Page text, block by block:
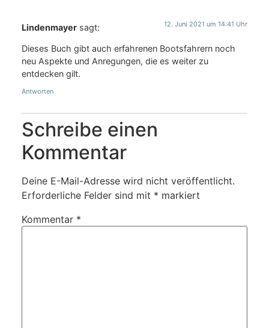
Lindenmayer sagt: 12. Juni 2021 um 14:41 Uhr
Dieses Buch gibt auch erfahrenen Bootsfahrern noch
neu Aspekte und Anregungen, die es weiter zu
entdecken gilt.
Antworten
Schreibe einen
Kommentar
Deine E-Mail-Adresse wird nicht veröffentlicht.
Erforderliche Felder sind mit * markiert
Kommentar *